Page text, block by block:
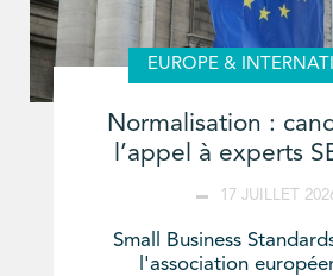
EUROPE &
Normalisation :
l’appel à experts
17 JUILLET
Small Business
l'association